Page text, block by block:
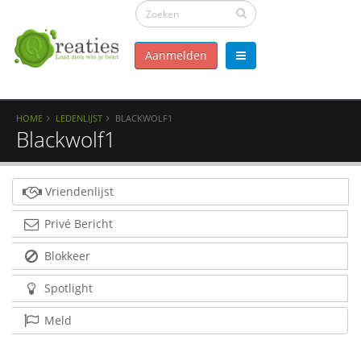
Aanmelden
HOME LEDENLIJST BLACKWOLF1
Blackwolf1
Vriendenlijst
Privé Bericht
Blokkeer
Spotlight
Meld